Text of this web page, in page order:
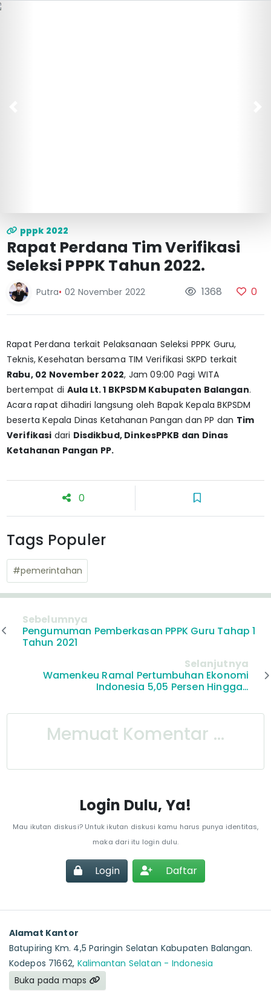
pppk 2022
Rapat Perdana Tim Verifikasi
Seleksi PPPK Tahun 2022.
Putra• 02 November 2022 1368 0
Rapat Perdana terkait Pelaksanaan Seleksi PPPK Guru,
Teknis, Kesehatan bersama TIM Verifikasi SKPD terkait
Rabu, 02 November 2022, Jam 09:00 Pagi WITA
bertempat di Aula Lt. 1 BKPSDM Kabupaten Balangan.
Acara rapat dihadiri langsung oleh Bapak Kepala BKPSDM
beserta Kepala Dinas Ketahanan Pangan dan PP dan Tim
Verifikasi dari Disdikbud, DinkesPPKB dan Dinas
Ketahanan Pangan PP.
0
Tags Populer
#pemerintahan
Sebelumnya
Pengumuman Pemberkasan PPPK Guru Tahap 1
Tahun 2021
Selanjutnya
Wamenkeu Ramal Pertumbuhan Ekonomi
Indonesia 5,05 Persen Hingga…
Memuat Komentar ...
Login Dulu, Ya!
Mau ikutan diskusi? Untuk ikutan diskusi kamu harus punya identitas,
maka dari itu login dulu.
Login Daftar
Alamat Kantor
Batupiring Km. 4,5 Paringin Selatan Kabupaten Balangan.
Kodepos 71662, Kalimantan Selatan - Indonesia
Buka pada maps